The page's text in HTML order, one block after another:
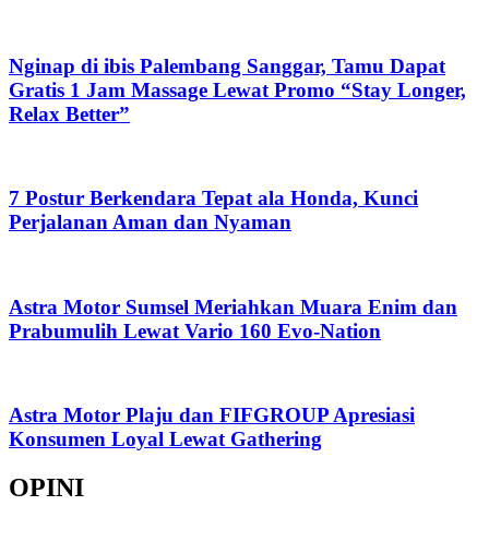
Nginap di ibis Palembang Sanggar, Tamu Dapat
Gratis 1 Jam Massage Lewat Promo “Stay Longer,
Relax Better”
7 Postur Berkendara Tepat ala Honda, Kunci
Perjalanan Aman dan Nyaman
Astra Motor Sumsel Meriahkan Muara Enim dan
Prabumulih Lewat Vario 160 Evo-Nation
Astra Motor Plaju dan FIFGROUP Apresiasi
Konsumen Loyal Lewat Gathering
OPINI